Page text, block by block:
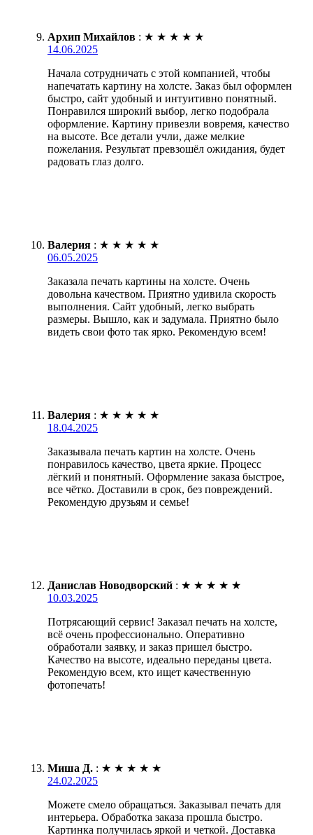
Архип Михайлов : ★ ★ ★ ★ ★
14.06.2025
Начала сотрудничать с этой компанией, чтобы
напечатать картину на холсте. Заказ был оформлен
быстро, сайт удобный и интуитивно понятный.
Понравился широкий выбор, легко подобрала
оформление. Картину привезли вовремя, качество
на высоте. Все детали учли, даже мелкие
пожелания. Результат превзошёл ожидания, будет
радовать глаз долго.
Валерия : ★ ★ ★ ★ ★
06.05.2025
Заказала печать картины на холсте. Очень
довольна качеством. Приятно удивила скорость
выполнения. Сайт удобный, легко выбрать
размеры. Вышло, как и задумала. Приятно было
видеть свои фото так ярко. Рекомендую всем!
Валерия : ★ ★ ★ ★ ★
18.04.2025
Заказывала печать картин на холсте. Очень
понравилось качество, цвета яркие. Процесс
лёгкий и понятный. Оформление заказа быстрое,
все чётко. Доставили в срок, без повреждений.
Рекомендую друзьям и семье!
Данислав Новодворский : ★ ★ ★ ★ ★
10.03.2025
Потрясающий сервис! Заказал печать на холсте,
всё очень профессионально. Оперативно
обработали заявку, и заказ пришел быстро.
Качество на высоте, идеально переданы цвета.
Рекомендую всем, кто ищет качественную
фотопечать!
Миша Д. : ★ ★ ★ ★ ★
24.02.2025
Можете смело обращаться. Заказывал печать для
интерьера. Обработка заказа прошла быстро.
Картинка получилась яркой и четкой. Доставка